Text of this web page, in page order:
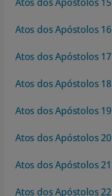
Atos dos Apóstolos 16
Atos dos Apóstolos 17
Atos dos Apóstolos 18
Atos dos Apóstolos 19
Atos dos Apóstolos 20
Atos dos Apóstolos 21
Atos dos Apóstolos 22